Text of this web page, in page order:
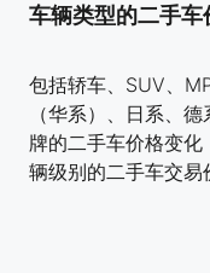
车辆类型的二手车
包括轿车、SUV、
（华系）、日系、
牌的二手车价格变
辆级别的二手车交易